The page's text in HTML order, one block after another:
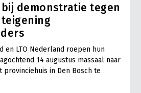
bij demonstratie tegen
en LTO Nederland roepen hun
14 augustus massaal naar
provinciehuis in Den Bosch te